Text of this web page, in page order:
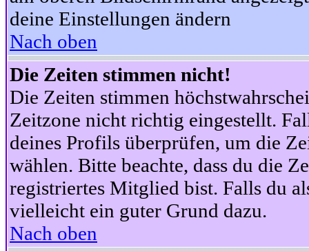
deine Einstellungen ändern
Nach oben
Die Zeiten stimmen nicht!
Die Zeiten stimmen
Zeitzone nicht richtig eingestellt.
deines Profils überprüfen, um die
wählen. Bitte beachte, dass du die
registriertes Mitglied bist. Falls du
vielleicht ein guter Grund dazu.
Nach oben